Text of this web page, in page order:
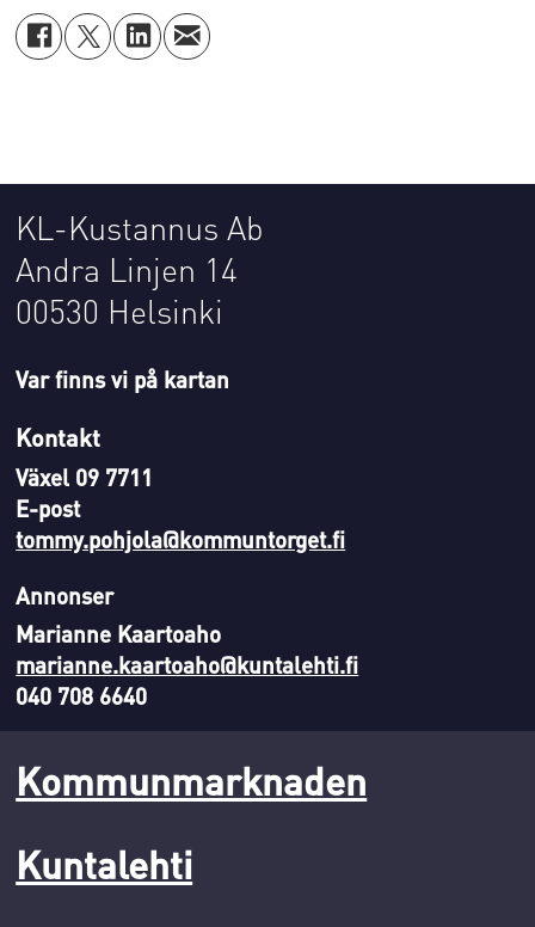
KL-Kustannus Ab
Andra Linjen 14
00530 Helsinki
Var finns vi på kartan
Kontakt
Växel 09 7711
E-post
tommy.pohjola@kommuntorget.fi
Annonser
Marianne Kaartoaho
marianne.kaartoaho@kuntalehti.fi
040 708 6640
Kommunmarknaden
Kuntalehti